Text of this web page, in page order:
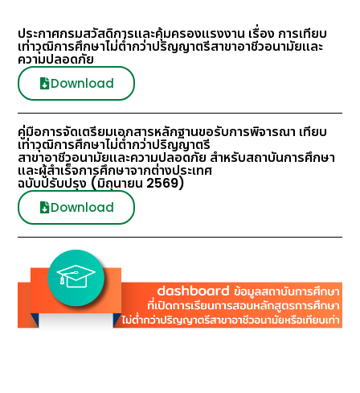
ประกาศกรมสวัสดิการและคุ้มครองแรงงาน เรื่อง การเทียบ
เท่าวุฒิการศึกษาไม่ต่ำกว่าปริญญาตรีสาขาอาชีวอนามัยและ
ความปลอดภัย
Download
คู่มือการจัดเตรียมเอกสารหลักฐานขอรับการพิจารณา เทียบ
เท่าวุฒิการศึกษาไม่ต่ำกว่าปริญญาตรี
สาขาอาชีวอนามัยและความปลอดภัย สำหรับสถาบันการศึกษา
และผู้สำเร็จการศึกษาจากต่างประเทศ
ฉบับปรับปรุง (มิถุนายน 2569)
Download